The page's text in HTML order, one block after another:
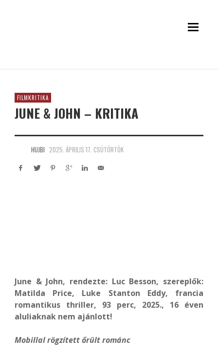
FILMKRITIKA
JUNE & JOHN – KRITIKA
HUJBI 2025. ÁPRILIS 17. CSÜTÖRTÖK
June & John, rendezte: Luc Besson, szereplők:
Matilda Price, Luke Stanton Eddy, francia
romantikus thriller, 93 perc, 2025., 16 éven
aluliaknak nem ajánlott!
Mobillal rögzített őrült románc